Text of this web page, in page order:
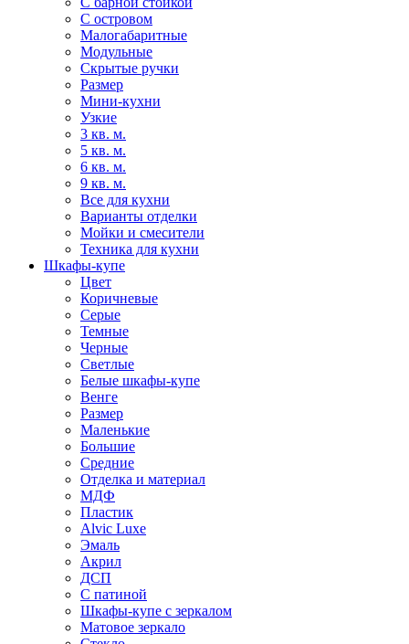
С островом
Малогабаритные
Модульные
Скрытые ручки
Размер
Мини-кухни
Узкие
3 кв. м.
5 кв. м.
6 кв. м.
9 кв. м.
Все для кухни
Варианты отделки
Мойки и смесители
Техника для кухни
Шкафы-купе
Цвет
Коричневые
Серые
Темные
Черные
Светлые
Белые шкафы-купе
Венге
Размер
Маленькие
Большие
Средние
Отделка и материал
МДФ
Пластик
Alvic Luxe
Эмаль
Акрил
ДСП
С патиной
Шкафы-купе с зеркалом
Матовое зеркало